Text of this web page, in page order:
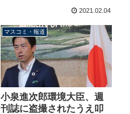
害！与党席からの訂正要
2021.02.04
マスコミ・報道
小泉進次郎環境大臣、週
刊誌に盗撮されたうえ叩